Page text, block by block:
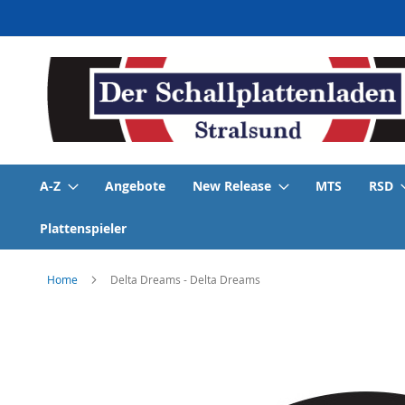
zum
Inhalt
A-Z Angebote New Release MTS RSD
Plattenspieler
Home Delta Dreams - Delta Dreams